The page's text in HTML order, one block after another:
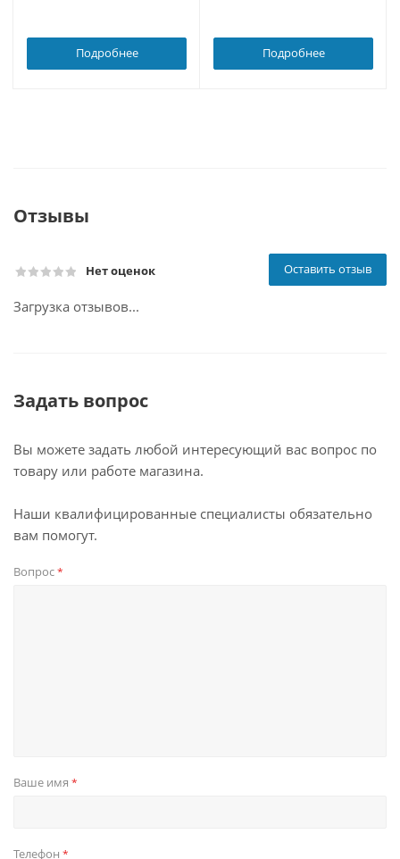
Подробнее Подробнее
Отзывы
Нет оценок Оставить отзыв
Загрузка отзывов...
Задать вопрос
Вы можете задать любой интересующий вас вопрос по
товару или работе магазина.
Наши квалифицированные специалисты обязательно
вам помогут.
Вопрос*
Ваше имя *
Телефон *